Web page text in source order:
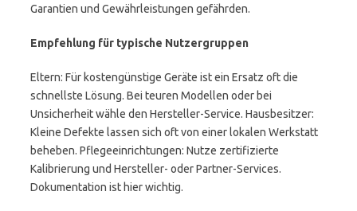
Garantien und Gewährleistungen gefährden.
Empfehlung für typische Nutzergruppen
Eltern: Für kostengünstige Geräte ist ein Ersatz oft die
schnellste Lösung. Bei teuren Modellen oder bei
Unsicherheit wähle den Hersteller-Service. Hausbesitzer:
Kleine Defekte lassen sich oft von einer lokalen Werkstatt
beheben. Pflegeeinrichtungen: Nutze zertifizierte
Kalibrierung und Hersteller- oder Partner-Services.
Dokumentation ist hier wichtig.